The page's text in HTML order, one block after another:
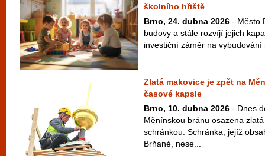
školního hřiště
Brno, 24. dubna 2026 - Město
budovy a stále rozvíjí jejich
investiční záměr na
Zlatá makovice je zpět na
časové kapsle
Brno, 10. dubna 2026 - Dnes
Měnínskou bránu osazena
schránkou. Schránka, jejíž
Brňané, nese...